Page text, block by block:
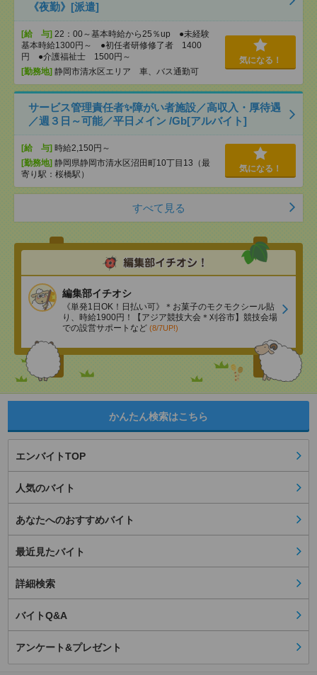
《夜勤》[派遣]
[給 与] 22：00～基本時給から25％up ●未経験
基本時給1300円～ ●初任者研修修了者 1400
円 ●介護福祉士 1500円～
[勤務地] 静岡市清水区エリア 車、バス通勤可
気になる！
サービス管理責任者✨障がい者施設／高収入・厚待遇
／週３日～可能／平日メイン /Gb[アルバイト]
[給 与] 時給2,150円～
[勤務地] 静岡県静岡市清水区沼田町10丁目13（最
寄り駅：桜橋駅）
気になる！
すべて見る
編集部イチオシ
《単発1日OK！日払い可》＊お菓子のモクモクシール貼
り、時給1900円！【アジア競技大会＊刈谷市】競技会場
での設営サポートなど (8/7UP!)
かんたん検索はこちら
エンバイトTOP
人気のバイト
あなたへのおすすめバイト
最近見たバイト
詳細検索
バイトQ&A
アンケート&プレゼント